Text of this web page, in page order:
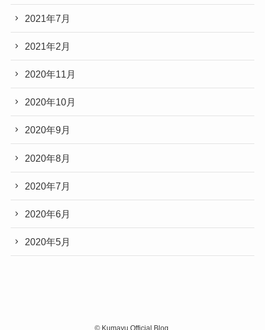
2021年7月
2021年2月
2020年11月
2020年10月
2020年9月
2020年8月
2020年7月
2020年6月
2020年5月
© Kumayu Official Blog.